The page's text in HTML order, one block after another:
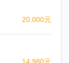
20,000元